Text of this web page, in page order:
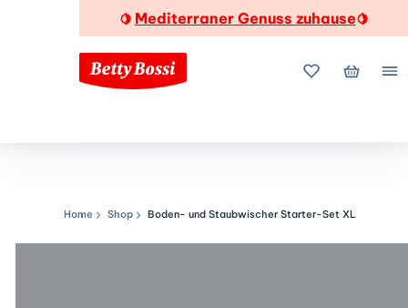
🍋 Mediterraner Genuss zuhause🍋
MeineMein
Navigationspfad
Home Shop Boden- und Staubwischer Starter-Set XL